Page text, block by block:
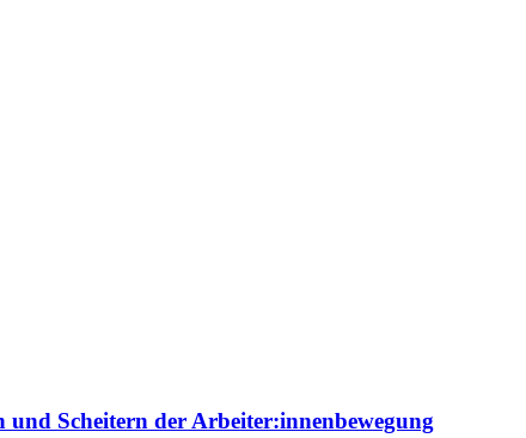
Scheitern der Arbeiter:innenbewegung